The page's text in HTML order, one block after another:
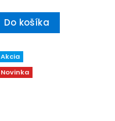
Do košíka
Akcia
Novinka